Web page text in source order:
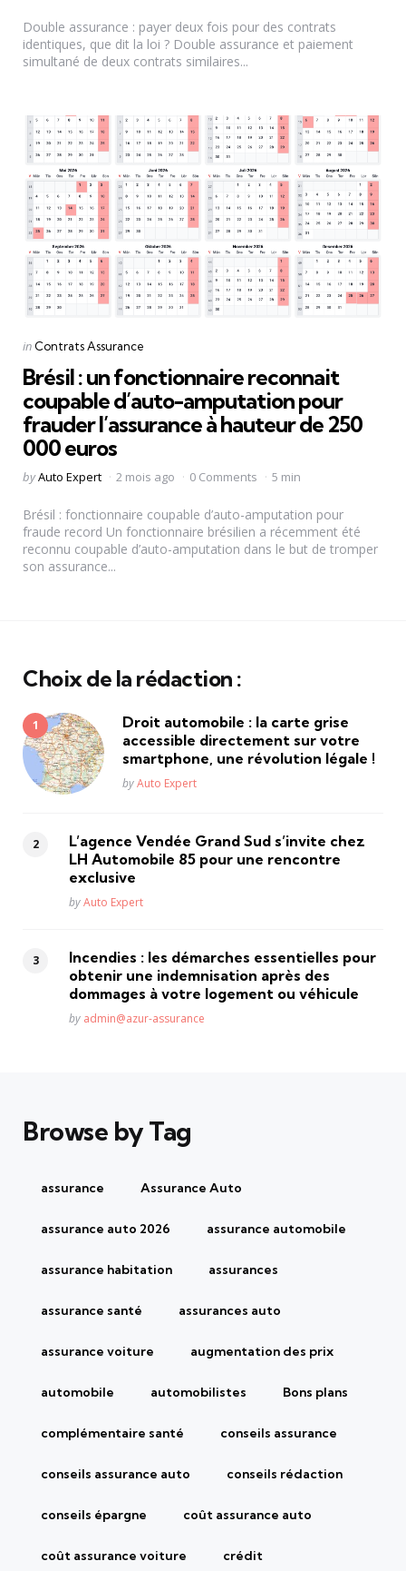
Double assurance : payer deux fois pour des contrats
identiques, que dit la loi ? Double assurance et paiement
simultané de deux contrats similaires...
Categories
Posted
in Contrats Assurance
Brésil : un fonctionnaire reconnait
coupable d’auto-amputation pour
frauder l’assurance à hauteur de 250
000 euros
Posted
byAuto Expert 2 mois ago 0 Comments 5 min
Brésil : fonctionnaire coupable d’auto-amputation pour
fraude record Un fonctionnaire brésilien a récemment été
reconnu coupable d’auto-amputation dans le but de tromper
son assurance...
Choix de la rédaction :
Droit automobile : la carte grise
accessible directement sur votre
smartphone, une révolution légale !
Posted
byAuto Expert
L’agence Vendée Grand Sud s’invite chez
LH Automobile 85 pour une rencontre
exclusive
Posted
byAuto Expert
Incendies : les démarches essentielles pour
obtenir une indemnisation après des
dommages à votre logement ou véhicule
Posted
by admin@azur-assurance
Browse by Tag
assurance Assurance Auto
assurance auto 2026 assurance automobile
assurance habitation assurances
assurance santé assurances auto
assurance voiture augmentation des prix
automobile automobilistes Bons plans
complémentaire santé conseils assurance
conseils assurance auto conseils rédaction
conseils épargne coût assurance auto
coût assurance voiture crédit